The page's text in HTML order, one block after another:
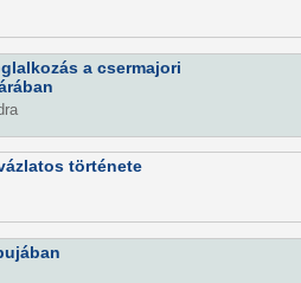
a csermajori
története